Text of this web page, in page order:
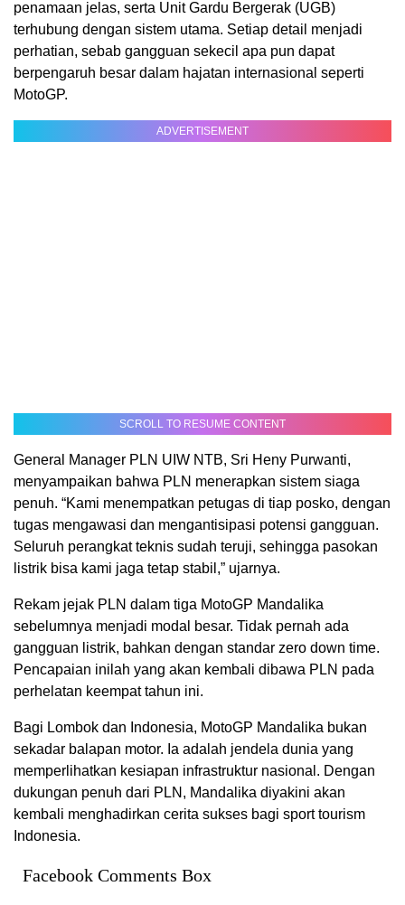
penamaan jelas, serta Unit Gardu Bergerak (UGB)
terhubung dengan sistem utama. Setiap detail menjadi
perhatian, sebab gangguan sekecil apa pun dapat
berpengaruh besar dalam hajatan internasional seperti
MotoGP.
ADVERTISEMENT
SCROLL TO RESUME CONTENT
General Manager PLN UIW NTB, Sri Heny Purwanti,
menyampaikan bahwa PLN menerapkan sistem siaga
penuh. “Kami menempatkan petugas di tiap posko, dengan
tugas mengawasi dan mengantisipasi potensi gangguan.
Seluruh perangkat teknis sudah teruji, sehingga pasokan
listrik bisa kami jaga tetap stabil,” ujarnya.
Rekam jejak PLN dalam tiga MotoGP Mandalika
sebelumnya menjadi modal besar. Tidak pernah ada
gangguan listrik, bahkan dengan standar zero down time.
Pencapaian inilah yang akan kembali dibawa PLN pada
perhelatan keempat tahun ini.
Bagi Lombok dan Indonesia, MotoGP Mandalika bukan
sekadar balapan motor. Ia adalah jendela dunia yang
memperlihatkan kesiapan infrastruktur nasional. Dengan
dukungan penuh dari PLN, Mandalika diyakini akan
kembali menghadirkan cerita sukses bagi sport tourism
Indonesia.
Facebook Comments Box